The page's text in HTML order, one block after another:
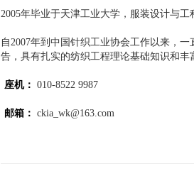
2005年毕业于天津工业大学，服装设计与
自2007年到中国针织工业协会工作以来，
告，具有扎实的纺织工程理论基础知识和丰
座机： 010-8522 9987
邮箱： ckia_wk@163.com